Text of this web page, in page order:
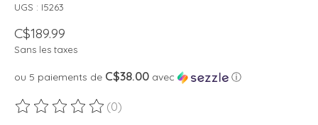
UGS : I5263
C$189.99
Sans les taxes
ou 5 paiements de C$38.00 avec ⓘ
Ce produit est évalué à
(0)